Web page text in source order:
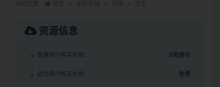
资源信息
普通用户购买价格： 5奇趣币
会员用户购买价格： 免费